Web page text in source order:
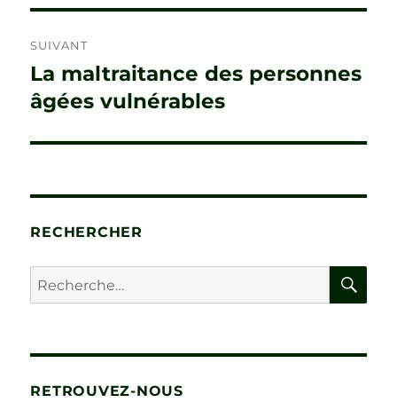
SUIVANT
Publication
suivante :
La maltraitance des personnes
âgées vulnérables
RECHERCHER
Recherche
pour :
RETROUVEZ-NOUS